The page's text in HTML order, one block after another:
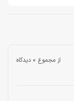
از مجموع 0 دیدگاه